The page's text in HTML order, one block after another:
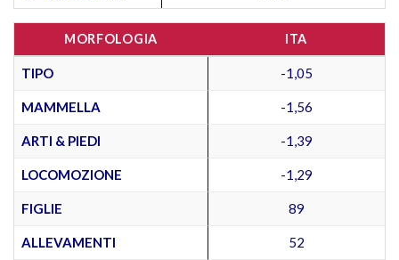
MORFOLOGIA ITA
TIPO -1,05
MAMMELLA -1,56
ARTI & PIEDI -1,39
LOCOMOZIONE -1,29
FIGLIE 89
ALLEVAMENTI 52